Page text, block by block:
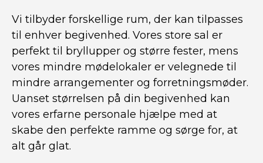
Vi tilbyder forskellige rum, der kan tilpasses
til enhver begivenhed. Vores store sal er
perfekt til bryllupper og større fester, mens
vores mindre mødelokaler er velegnede til
mindre arrangementer og forretningsmøder.
Uanset størrelsen på din begivenhed kan
vores erfarne personale hjælpe med at
skabe den perfekte ramme og sørge for, at
alt går glat.